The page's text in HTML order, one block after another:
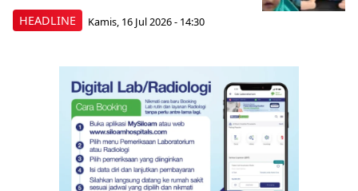
HEADLINE Kamis, 16 Jul 2026 - 14:30